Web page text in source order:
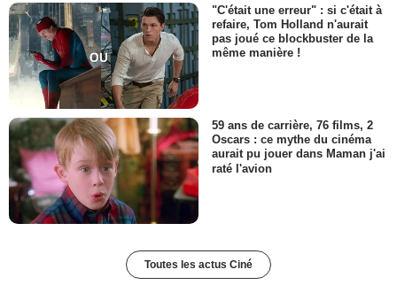
"C'était une erreur" : si c'était à
refaire, Tom Holland n'aurait
pas joué ce blockbuster de la
même manière !
59 ans de carrière, 76 films, 2
Oscars : ce mythe du cinéma
aurait pu jouer dans Maman j'ai
raté l'avion
Toutes les actus Ciné